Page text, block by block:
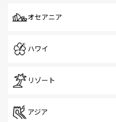
オセアニア
ハワイ
リゾート
アジア